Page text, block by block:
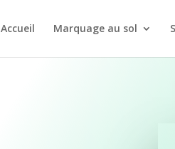
Accueil Marquage au sol